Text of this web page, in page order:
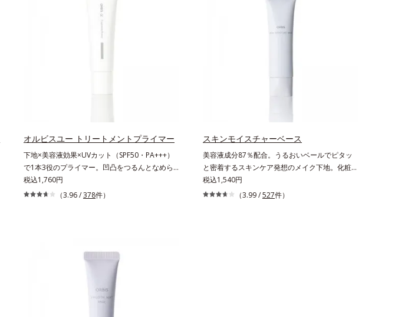
もフリー処方。肌を休ませたい日、リモートワー
クの時、近所へちょこっとお出かけする時など、
しっかりメイクは負担に感じる日におすすめで
がりを叶えるのは、微細で均一なカバー粉体(*1)
が大きさの異なる毛穴にも隙なくフィットするか
ら。粉体の表面にダマ防止の特殊コーティングを
コンディショニングセラム設計(*3)を採用。肌に
す。キメを整え、磨かれたような透明感とツヤを
生み出すことで、“つるん”とした光のヴェールを
カラー成分（酸化チタン、酸化鉄、ステアロイル
グルタミン酸2Na）配合＝自然な仕上がりで肌悩
みをカバーする粉体*2 角層まで*3 肌のキメを整
え、粉体を密着させる設計のこと
オルビスユー トリートメントプライマー
下地×美容液効果×UVカット（SPF50・PA+++）
で1本3役のプライマー。凹凸をつるんとなめら
かに(*1)整え、化粧ノリUPの高機能化粧下
地。“塗るたび高まる、素肌の美しさ” 肌本来の美
が肌全層(*2)に働きかけて、肌のうるおいをグン
とアップ＆リッチなクリームのようにぴたっと密
着。乾燥による小ジワを目立たなく(*1)し、つる
んとしたハリ肌に仕上げます。むやみに隠すので
はなくふわりと光を拡散させ、メイク×スキンケ
税込1,760円
（3.96 /378件）
スキンモイスチャーベース
美容液成分87％配合。うるおいベールでピタッ
と密着するスキンケア発想のメイク下地。化粧ノ
リ＆もちUP！ファンデーションの仕上がりを格
上げする、スキンケア発想の化粧下地です。うる
税込1,540円
（3.99 /527件）